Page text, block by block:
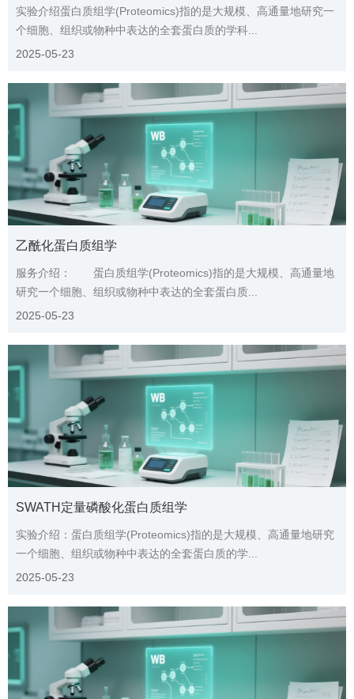
实验介绍蛋白质组学(Proteomics)指的是大规模、高通量地研究一
个细胞、组织或物种中表达的全套蛋白质的学科...
2025-05-23
乙酰化蛋白质组学
服务介绍： 蛋白质组学(Proteomics)指的是大规模、高通量地
研究一个细胞、组织或物种中表达的全套蛋白质...
2025-05-23
SWATH定量磷酸化蛋白质组学
实验介绍：蛋白质组学(Proteomics)指的是大规模、高通量地研究
一个细胞、组织或物种中表达的全套蛋白质的学...
2025-05-23